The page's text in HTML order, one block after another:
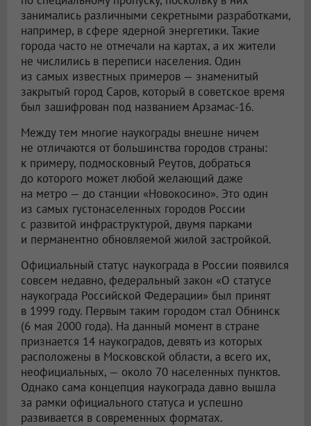
занимались различными секретными разработками,
например, в сфере ядерной энергетики. Такие
города часто не отмечали на картах, а их жители
не числились в переписи населения. Один
из самых известных примеров — знаменитый
закрытый город Саров, который в советское время
был зашифрован под названием Арзамас-16.
Между тем многие наукограды внешне ничем
не отличаются от большинства городов страны:
к примеру, подмосковный Реутов, добраться
до которого может любой желающий даже
на метро — до станции «Новокосино». Это один
из самых густонаселенных городов России
с развитой инфраструктурой, двумя парками
и перманентно обновляемой жилой застройкой.
Официальный статус наукограда в России появился
совсем недавно, федеральный закон «О статусе
наукограда Российской Федерации» был принят
в 1999 году. Первым таким городом стал Обнинск
(6 мая 2000 года). На данный момент в стране
признается 14 наукоградов, девять из которых
расположены в Московской области, а всего их,
неофициальных, — около 70 населенных пунктов.
Однако сама концепция наукограда давно вышла
за рамки официального статуса и успешно
развивается в современных форматах.